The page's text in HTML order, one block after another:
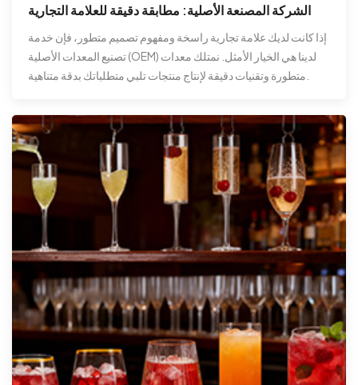
الشركة المصنعة الأصلية: مطابقة دقيقة للعلامة التجارية
إذا كانت لديك علامة تجارية راسخة ومفهوم تصميم متطور، فإن خدمة
تصنيع المعدات الأصلية (OEM) لدينا هي الخيار الأمثل. نمتلك معدات